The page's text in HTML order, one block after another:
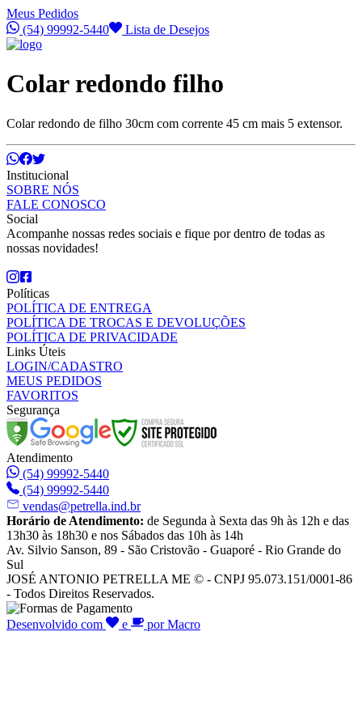
Meus Pedidos
(54) 99992-5440
Lista de Desejos
Colar redondo filho
Colar redondo de filho 30cm com corrente 45 cm mais 5 extensor.
Institucional
SOBRE NÓS
FALE CONOSCO
Social
Acompanhe nossas redes sociais e fique por dentro de todas as
nossas novidades!
Políticas
POLÍTICA DE ENTREGA
POLÍTICA DE TROCAS E DEVOLUÇÕES
POLÍTICA DE PRIVACIDADE
Links Úteis
LOGIN/CADASTRO
MEUS PEDIDOS
FAVORITOS
Segurança
Atendimento
(54) 99992-5440
(54) 99992-5440
vendas@petrella.ind.br
Horário de Atendimento: de Segunda à Sexta das 9h às 12h e das
13h30 às 18h30 e nos Sábados das 10h às 14h
Av. Silvio Sanson, 89 - São Cristovão - Guaporé - Rio Grande do
Sul
JOSÉ ANTONIO PETRELLA ME © - CNPJ 95.073.151/0001-86
- Todos Direitos Reservados.
Desenvolvido com e por Macro